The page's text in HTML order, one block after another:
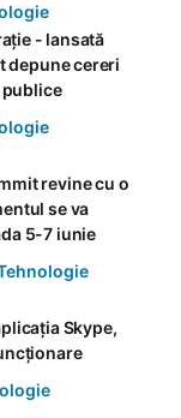
- lansată
depune cereri
revine cu o
se va
5-7 iunie
Skype,